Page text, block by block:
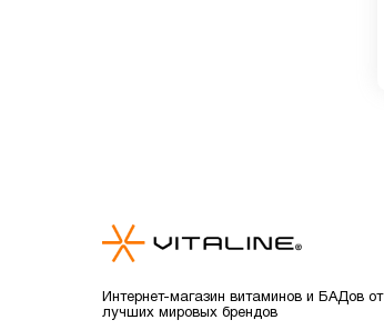
Интернет-магазин витаминов и БАДов от
лучших мировых брендов